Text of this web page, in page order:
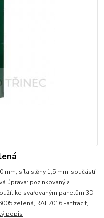
mm, síla stěny 1,5 mm, součástí
úprava: pozinkovaný a
ke svařovaným panelům 3D
zelená, RAL7016 -antracit,
popis